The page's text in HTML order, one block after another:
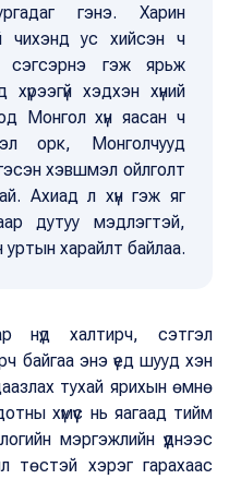
гэнэ. Харин
чихэнд ус хийсэн ч
гэж ярьж
хэдхэн хүний
Монгол хүн яасан ч
орк, Монголчууд
хэвшмэл ойлголт
Ахиад л хүн гэж яг
дутуу мэдлэгтэй,
уртын харайлт байлаа.
нүд халтирч, сэтгэл
байгаа энэ үед шууд хэн
тухай ярихын өмнө
хүмүүс нь яагаад тийм
мэргэжлийн үүднээс
төстэй хэрэг гарахаас